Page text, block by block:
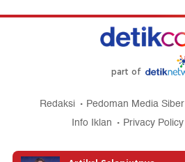
part of
Redaksi Pedoman Media Siber
Info Iklan
Privacy Policy